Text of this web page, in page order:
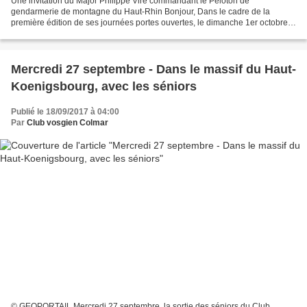
gendarmerie de montagne du Haut-Rhin Bonjour, Dans le cadre de la
première édition de ses journées portes ouvertes, le dimanche 1er octobre
Mercredi 27 septembre - Dans le massif du Haut-
Koenigsbourg, avec les séniors
Publié le 18/09/2017 à 04:00
Par Club vosgien Colmar